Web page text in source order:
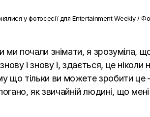
у фотосесії для Entertainment Weekly /
ми почали знімати, я зрозуміла,
і знову і, здається, це
що тільки ви можете зробити це
як звичайній людині, що